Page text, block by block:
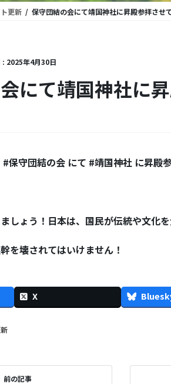
更新 保守団結の会にて靖国神社に昇殿参拝させ
: 2025年4月30日
にて靖国神社に
保守団結の会 にて #靖国神社 に昇殿
しょう！日本は、国民が伝統や文化
を壊されてはいけません！
X
前の記事